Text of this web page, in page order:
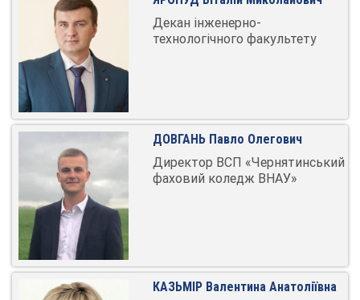
Декан інженерно-
технологічного факультету
ДОВГАНЬ Павло Олегович
Директор ВСП «Чернятинський
фаховий коледж ВНАУ»
КАЗЬМІР Валентина Анатоліївна